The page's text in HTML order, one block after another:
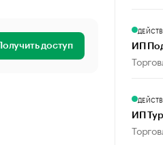
Получить доступ
ИП
ИП